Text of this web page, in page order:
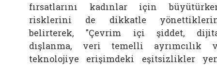
fırsatlarını kadınlar için
risklerini de dikkatle
belirterek, "Çevrim içi şiddet,
dışlanma, veri temelli ayrımcılık
teknolojiye erişimdeki eşitsizlikler